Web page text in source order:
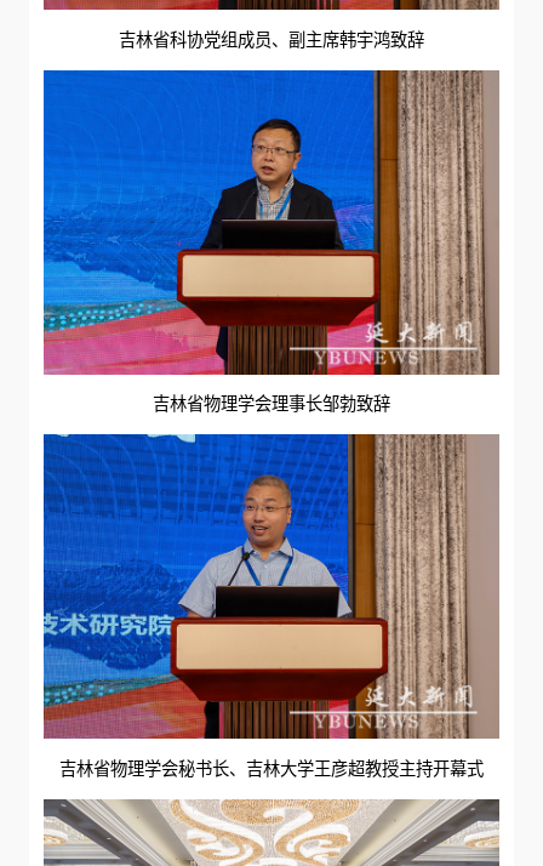
吉林省科协党组成员、副主席韩宇鸿致辞
吉林省物理学会理事长邹勃致辞
吉林省物理学会秘书长、吉林大学王彦超教授主持开幕式